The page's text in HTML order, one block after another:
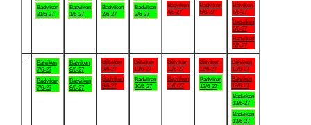
Badviken
31/5-27
Badviken
1/6-27
Badviken
2/6-27
Badviken
3/6-27
Badviken
4/6-27
Badviken
5/6-27
Båtviken
6/6-27
Badviken
6/6-27
Badviken
6/6-27
Båtviken
7/6-27
Badviken
7/6-27
Båtviken
8/6-27
Badviken
8/6-27
Båtviken
9/6-27
Badviken
9/6-27
Båtviken
10/6-27
Badviken
10/6-27
Båtviken
11/6-27
Badviken
11/6-27
Båtviken
12/6-27
Badviken
12/6-27
Båtviken
13/6-27
Båtviken
13/6-27
Badviken
13/6-27
Badviken
13/6-27